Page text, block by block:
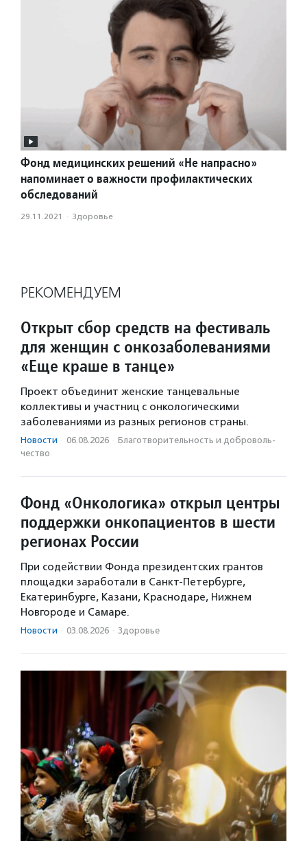
Фонд медицинских решений «Не напрасно»
напоминает о важности профилактических
обследований
29.11.2021 · Здоровье
РЕКОМЕНДУЕМ
Открыт сбор средств на фестиваль
для женщин с онкозаболеваниями
«Еще краше в танце»
Проект объединит женские танцевальные
коллективы и участниц с онкологическими
заболеваниями из разных регионов страны.
Новости · 06.08.2026 · Благотвори­тель­ность и доброволь­
чест­во
Фонд «Онкологика» открыл центры
поддержки онкопациентов в шести
регионах России
При содействии Фонда президентских грантов
площадки заработали в Санкт-Петербурге,
Екатеринбурге, Казани, Краснодаре, Нижнем
Новгороде и Самаре.
Новости · 03.08.2026 · Здоровье